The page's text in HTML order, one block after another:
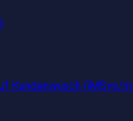
Kundenwusch (iMSys/